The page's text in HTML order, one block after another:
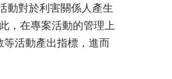
動對於利害關係人產生
，在專案活動的管理上
活動產出指標，進而